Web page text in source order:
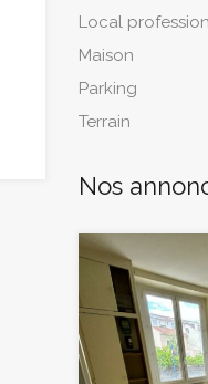
Local
Maison
Parking
Terrain
Nos